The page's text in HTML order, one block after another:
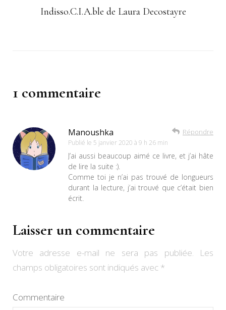
Indisso.C.I.A.ble de Laura Decostayre
1 commentaire
Manoushka
Publié le 5 janvier 2020 à 9 h 26 min
Répondre
J’ai aussi beaucoup aimé ce livre, et j’ai hâte
de lire la suite :).
Comme toi je n’ai pas trouvé de longueurs
durant la lecture, j’ai trouvé que c’était bien
écrit.
Laisser un commentaire
Votre adresse e-mail ne sera pas publiée.
Les
champs obligatoires sont indiqués avec *
Commentaire